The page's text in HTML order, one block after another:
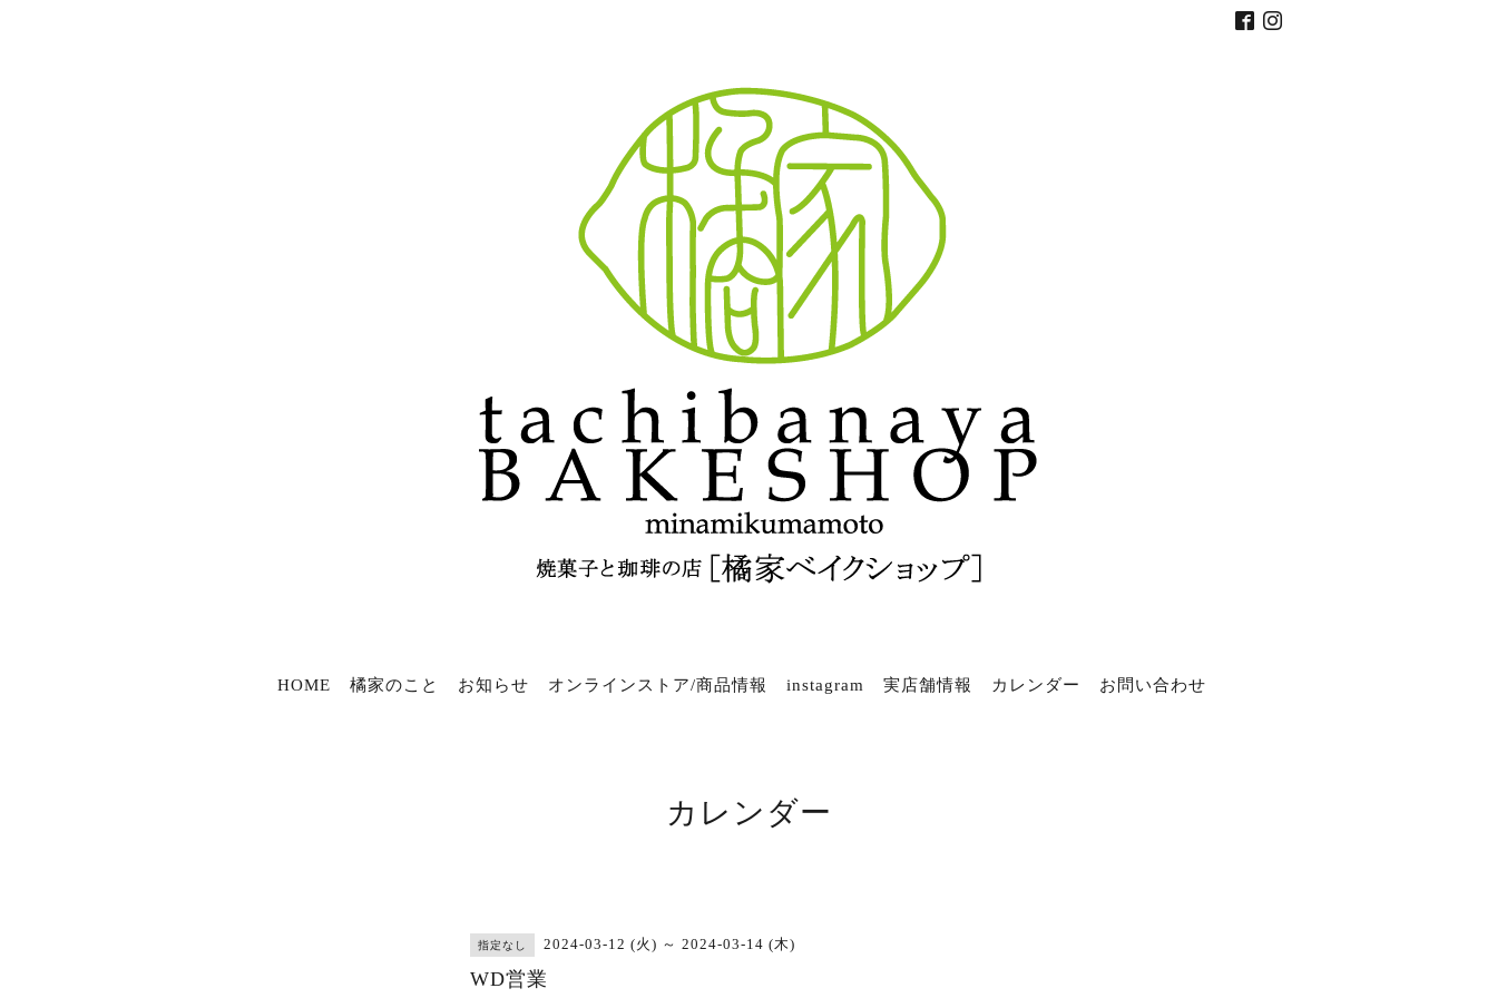
HOME 橘家のこと お知らせ オンラインストア/商品情報 instagram 実店舗情報 カレンダー お問い合わせ
カレンダー
指定なし 2024-03-12 (火) ～ 2024-03-14 (木)
WD営業